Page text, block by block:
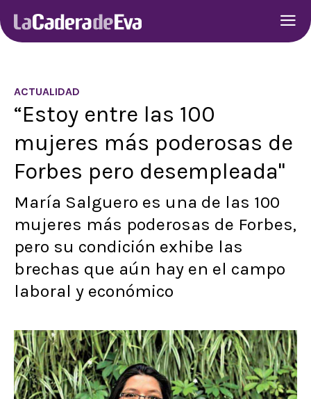
ACTUALIDAD
“Estoy entre las 100
mujeres más poderosas de
Forbes pero desempleada"
María Salguero es una de las 100
mujeres más poderosas de Forbes,
pero su condición exhibe las
brechas que aún hay en el campo
laboral y económico